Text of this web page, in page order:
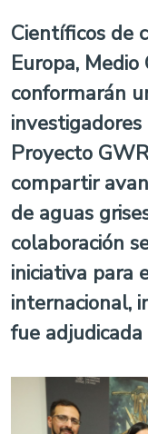
Científicos de
Europa,
conformarán
Proyecto
compartir
de aguas
colaboración
iniciativa para
internacional,
fue